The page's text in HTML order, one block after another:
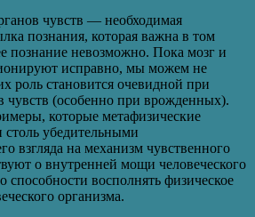
чувств — необходимая
познания, которая важна в том
познание невозможно. Пока мозг и
исправно, мы можем не
роль становится очевидной при
чувств (особенно при врожденных).
которые метафизические
столь убедительными
взгляда на механизм чувственного
о внутренней мощи человеческого
способности восполнять физическое
организма.